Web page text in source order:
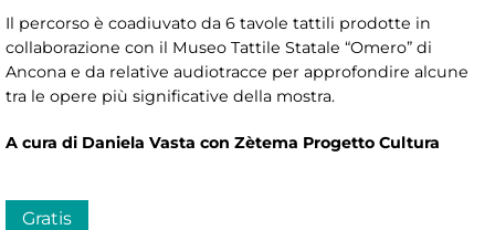
Il percorso è coadiuvato da 6 tavole tattili prodotte in
collaborazione con il Museo Tattile Statale “Omero” di
Ancona e da relative audiotracce per approfondire alcune
tra le opere più significative della mostra.
A cura di Daniela Vasta con Zètema Progetto Cultura
Gratis